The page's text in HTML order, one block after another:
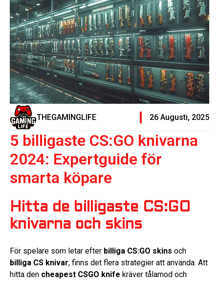
THEGAMINGLIFE 26 Augusti, 2025
5 billigaste CS:GO knivarna
2024: Expertguide för
smarta köpare
Hitta de billigaste CS:GO
knivarna och skins
För spelare som letar efter billiga CS:GO skins och
billiga CS knivar, finns det flera strategier att använda. Att
hitta den cheapest CSGO knife kräver tålamod och